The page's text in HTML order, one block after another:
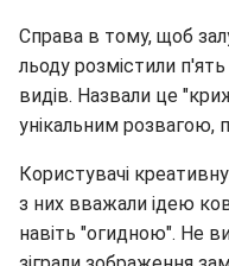
Справа в тому, щоб
льоду розмістили
видів. Назвали це
унікальним розвагою,
Користувачі
з них вважали ідею
навіть "огидною". Не